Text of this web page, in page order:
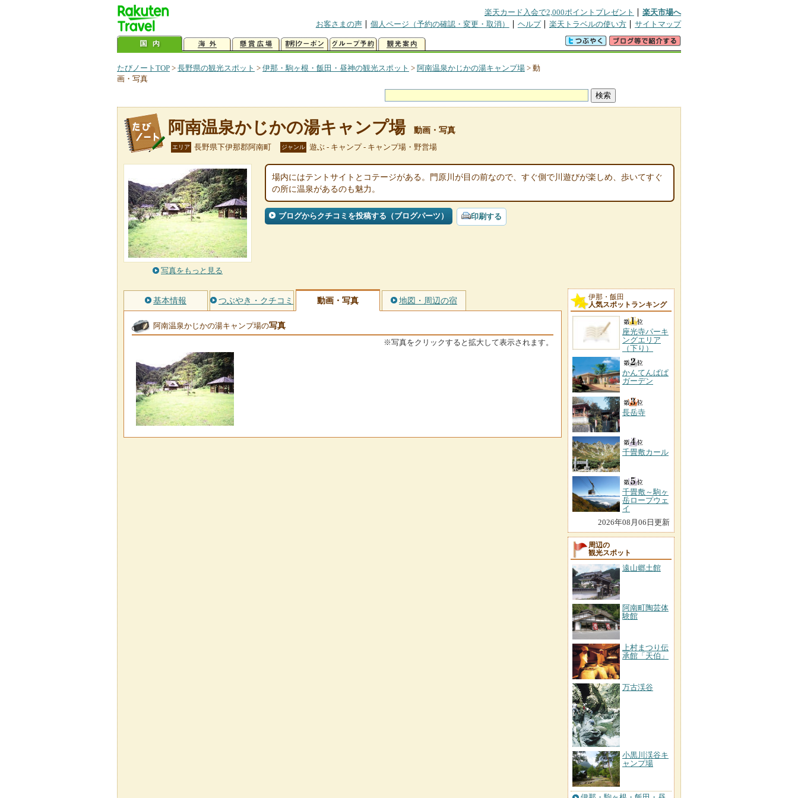
楽天カード入会で2,000ポイントプレゼント
楽天市場へ
お客さまの声
個人ページ（予約の確認・変更・取消） ヘルプ 楽天トラベルの使い方 サイトマップ
たびノートTOP > 長野県の観光スポット > 伊那・駒ヶ根・飯田・昼神の観光スポット > 阿南温泉かじかの湯キャンプ場 > 動
画・写真
阿南温泉かじかの湯キャンプ場 動画・写真
エリア 長野県下伊那郡阿南町 ジャンル 遊ぶ - キャンプ - キャンプ場・野営場
写真をもっと見る
場内にはテントサイトとコテージがある。門原川が目の前なので、すぐ側で川遊びが楽しめ、歩いてすぐ
の所に温泉があるのも魅力。
ブログからクチコミを投稿する（ブログパーツ） 印刷する
基本情報 つぶやき・クチコミ 動画・写真 地図・周辺の宿
阿南温泉かじかの湯キャンプ場の写真
※写真をクリックすると拡大して表示されます。
伊那・飯田
人気スポットランキング
座光寺パーキ
ングエリア
（下り）
かんてんぱぱ
ガーデン
長岳寺
千畳敷カール
千畳敷～駒ヶ
岳ロープウェ
イ
2026年08月06日更新
周辺の
観光スポット
遠山郷土館
阿南町陶芸体
験館
上村まつり伝
承館「天伯」
万古渓谷
小黒川渓谷キ
ャンプ場